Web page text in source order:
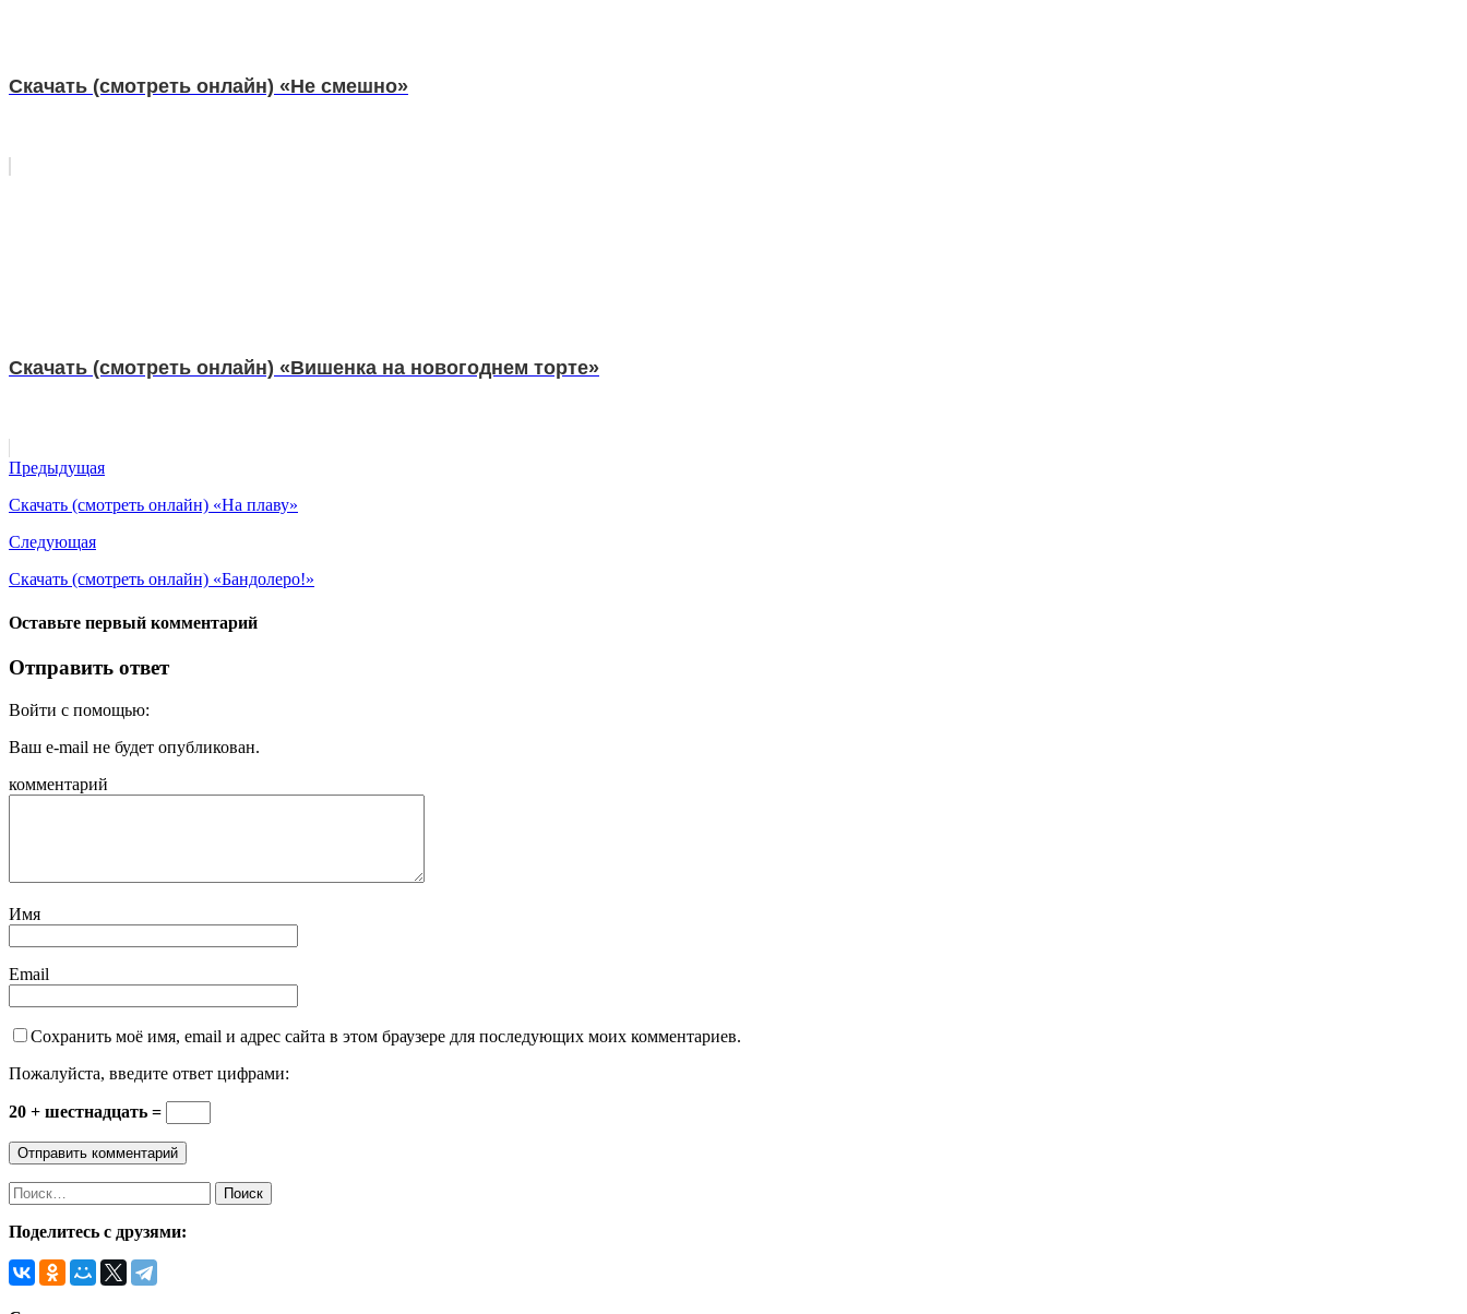
Скачать (смотреть онлайн) «Не смешно»
Скачать (смотреть онлайн) «Вишенка на новогоднем торте»
Предыдущая
Скачать (смотреть онлайн) «На плаву»
Следующая
Скачать (смотреть онлайн) «Бандолеро!»
Оставьте первый комментарий
Отправить ответ
Войти с помощью:
Ваш e-mail не будет опубликован.
комментарий
Имя
Email
Сохранить моё имя, email и адрес сайта в этом браузере для последующих моих комментариев.
Пожалуйста, введите ответ цифрами:
20 + шестнадцать =
Найти:
Поделитесь с друзями: